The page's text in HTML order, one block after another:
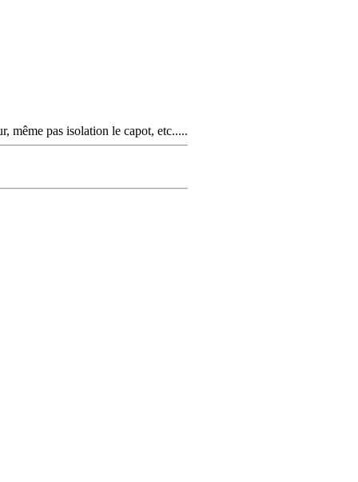
même pas isolation le capot, etc.....